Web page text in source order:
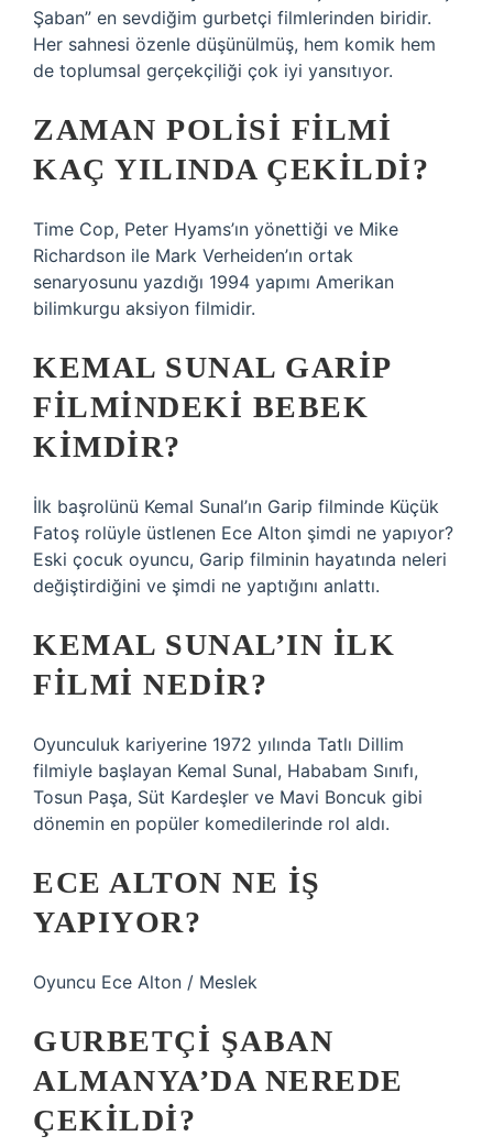
Şaban” en sevdiğim gurbetçi filmlerinden biridir.
Her sahnesi özenle düşünülmüş, hem komik hem
de toplumsal gerçekçiliği çok iyi yansıtıyor.
ZAMAN POLISI FILMI
KAÇ YILINDA ÇEKILDI?
Time Cop, Peter Hyams’ın yönettiği ve Mike
Richardson ile Mark Verheiden’ın ortak
senaryosunu yazdığı 1994 yapımı Amerikan
bilimkurgu aksiyon filmidir.
KEMAL SUNAL GARIP
FILMINDEKI BEBEK
KIMDIR?
İlk başrolünü Kemal Sunal’ın Garip filminde Küçük
Fatoş rolüyle üstlenen Ece Alton şimdi ne yapıyor?
Eski çocuk oyuncu, Garip filminin hayatında neleri
değiştirdiğini ve şimdi ne yaptığını anlattı.
KEMAL SUNAL’IN ILK
FILMI NEDIR?
Oyunculuk kariyerine 1972 yılında Tatlı Dillim
filmiyle başlayan Kemal Sunal, Hababam Sınıfı,
Tosun Paşa, Süt Kardeşler ve Mavi Boncuk gibi
dönemin en popüler komedilerinde rol aldı.
ECE ALTON NE IŞ
YAPIYOR?
Oyuncu Ece Alton / Meslek
GURBETÇI ŞABAN
ALMANYA’DA NEREDE
ÇEKILDI?